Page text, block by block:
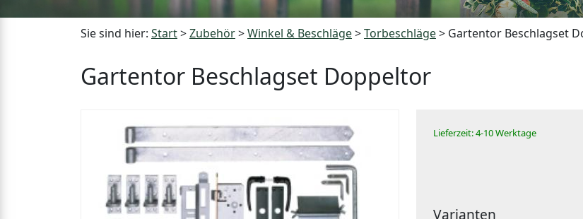
Sie sind hier: Start>Zubehör>Winkel & Beschläge>Torbeschläge> Gartentor Beschlagset
Gartentor Beschlagset Doppeltor
Lieferzeit: 4-10 Werktage
Varianten